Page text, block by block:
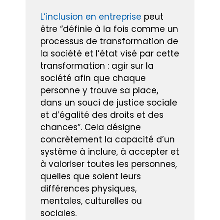
L’inclusion en entreprise peut
être “définie à la fois comme un
processus de transformation de
la société et l’état visé par cette
transformation : agir sur la
société afin que chaque
personne y trouve sa place,
dans un souci de justice sociale
et d’égalité des droits et des
chances”. Cela désigne
concrètement la capacité d’un
système à inclure, à accepter et
à valoriser toutes les personnes,
quelles que soient leurs
différences physiques,
mentales, culturelles ou
sociales.